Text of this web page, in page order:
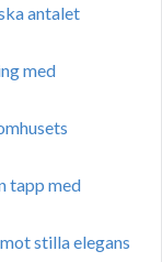
antalet
med
tapp med
stilla elegans